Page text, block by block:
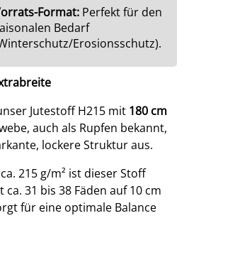
Format:Perfekt für den
Bedarf
Erosionsschutz).
Jutestoff H215 mit 180 cm
auch als Rupfen bekannt,
lockere Struktur aus.
215 g/m² ist dieser Stoff
31 bis 38 Fäden auf 10 cm
für eine optimale Balance